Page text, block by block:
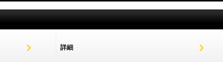
詳細